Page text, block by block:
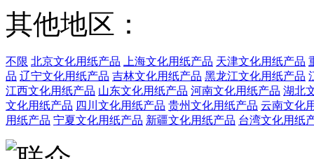
其他地区：
不限 北京文化用纸产品 上海文化用纸产品 天津文化用纸产品
品 辽宁文化用纸产品 吉林文化用纸产品 黑龙江文化用纸产品
江西文化用纸产品 山东文化用纸产品 河南文化用纸产品 湖北
文化用纸产品 四川文化用纸产品 贵州文化用纸产品 云南文化
用纸产品 宁夏文化用纸产品 新疆文化用纸产品 台湾文化用纸